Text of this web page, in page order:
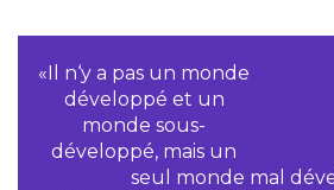
«Il n‘y a pas un monde
développé et un
monde sous-
développé, mais un
seul monde mal